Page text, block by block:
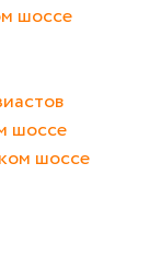
шоссе
шоссе
шоссе